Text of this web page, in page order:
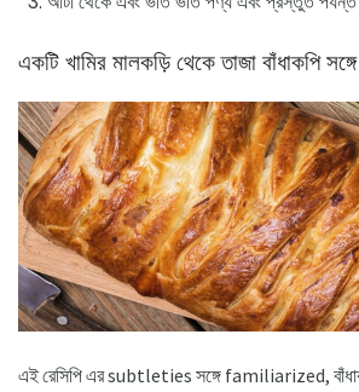
একটি খামির মালকড়ি থেকে তাজা বাঁধাকপি
এই রেসিপি এর subtleties সঙ্গে familiarized,